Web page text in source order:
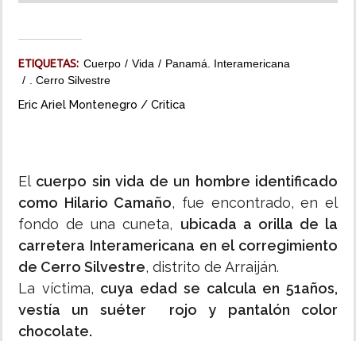
ETIQUETAS: Cuerpo Vida
Panamá. Interamericana
. Cerro Silvestre
Eric Ariel Montenegro / Critica
El cuerpo sin vida de un hombre identificado
como Hilario Camaño, fue encontrado, en el
fondo de una cuneta, ubicada a orilla de la
carretera Interamericana en el corregimiento
de Cerro Silvestre, distrito de Arraiján.
La víctima, cuya edad se calcula en 51años,
vestía un suéter rojo y pantalón color
chocolate.